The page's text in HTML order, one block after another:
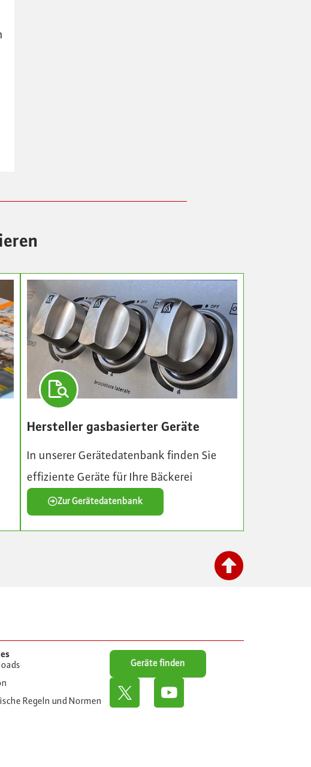
Hersteller gasbasierter Geräte
In unserer Gerätedatenbank finden Sie
effiziente Geräte für Ihre Bäckerei
Zur Gerätedatenbank
Regeln und Normen
Geräte finden